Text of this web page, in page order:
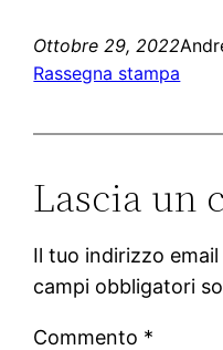
Ottobre 29, 2022
Rassegna stampa
Lascia un
Il tuo indirizzo
campi obbligatori
Commento *